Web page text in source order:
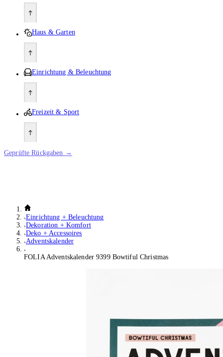
Haus & Garten
Einrichtung & Beleuchtung
Freizeit & Sport
Geprüfte Rückgaben →
Einrichtung + Beleuchtung
Dekoration + Komfort
Deko + Accessoires
Adventskalender
FOLIA Adventskalender 9399 Bowtiful Christmas